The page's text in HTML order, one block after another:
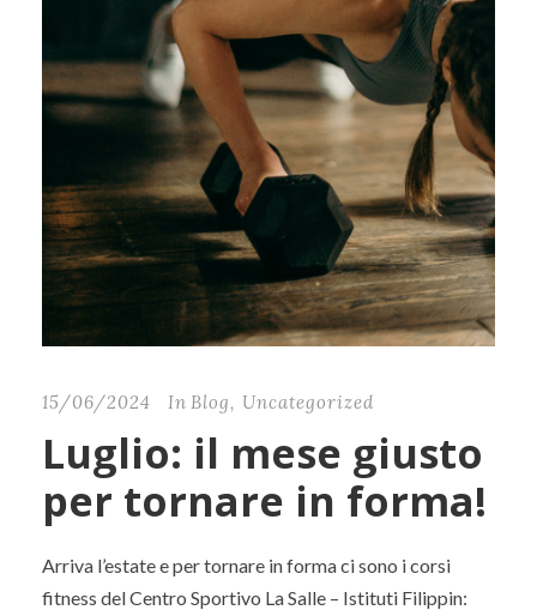
15/06/2024 In Blog, Uncategorized
Luglio: il mese giusto
per tornare in forma!
Arriva l’estate e per tornare in forma ci sono i corsi
fitness del Centro Sportivo La Salle – Istituti Filippin: